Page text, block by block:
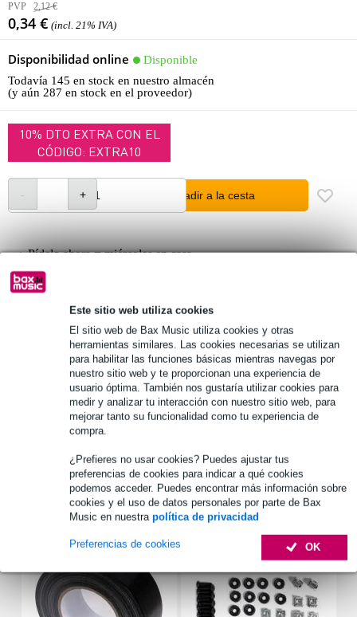
Este sitio web utiliza cookies
El sitio web de Bax Music utiliza cookies y otras
herramientas similares. Las cookies necesarias se utilizan
para habilitar las funciones básicas mientras navegas por
nuestro sitio web y te proporcionan una experiencia de
usuario óptima. También nos gustaría utilizar cookies para
medir y analizar tu interacción con nuestro sitio web, para
mejorar tanto su funcionalidad como tu experiencia de
compra.
¿Prefieres no usar cookies? Puedes ajustar tus
preferencias de cookies para indicar a qué cookies
podemos acceder. Puedes encontrar más información sobre
cookies y el uso de datos personales por parte de Bax
Music en nuestra política de privacidad
OK
Preferencias de cookies
PVP 2,12 €
0,34 € (incl. 21% IVA)
Disponibilidad online
Disponible
Todavía 145 en stock en nuestro almacén
(y aún 287 en stock en el proveedor)
10% DTO EXTRA CON EL
CÓDIGO: EXTRA10
añadir a la cesta
Pídelo ahora = miércoles en casa
Más de 48.000 artículos en stock
1.250 marcas líderes
Información del producto
caja esquinera C1817k
material: acero de 1,2 mm
color: negro
Especificaciones completas
Accesorios (17)